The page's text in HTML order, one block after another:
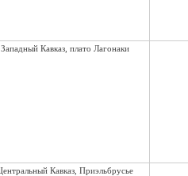
Западный Кавказ, плато Лагонаки
Кавказ, Приэльбрусье